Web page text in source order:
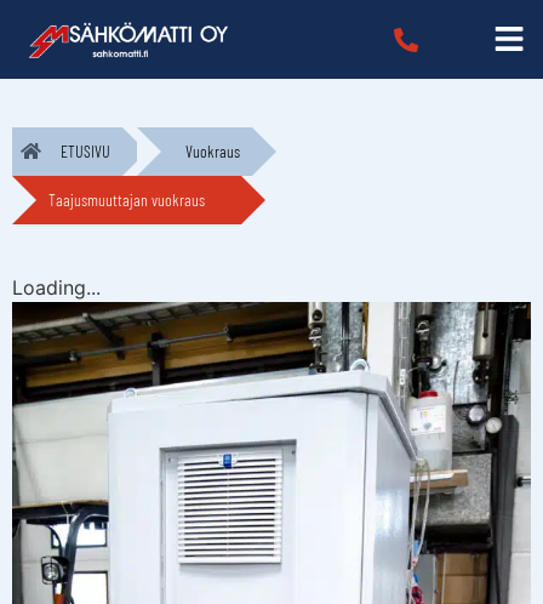
ETUSIVU Vuokraus
Taajusmuuttajan vuokraus
Loading...